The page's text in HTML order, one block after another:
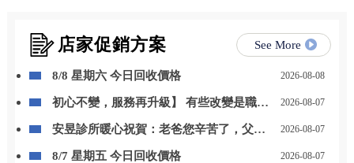
店家促銷方案 See More
8/8 星期六 今日回收價格 2026-08-08
初心不變，服務再升級】 有些改變是職位
年 8 月 1 日起，我正式接任尚立汽車北台
2026-08-07
安昱診所暖心祝賀：老爸您辛苦了，父親
2026-08-07
8/7 星期五 今日回收價格 2026-08-07